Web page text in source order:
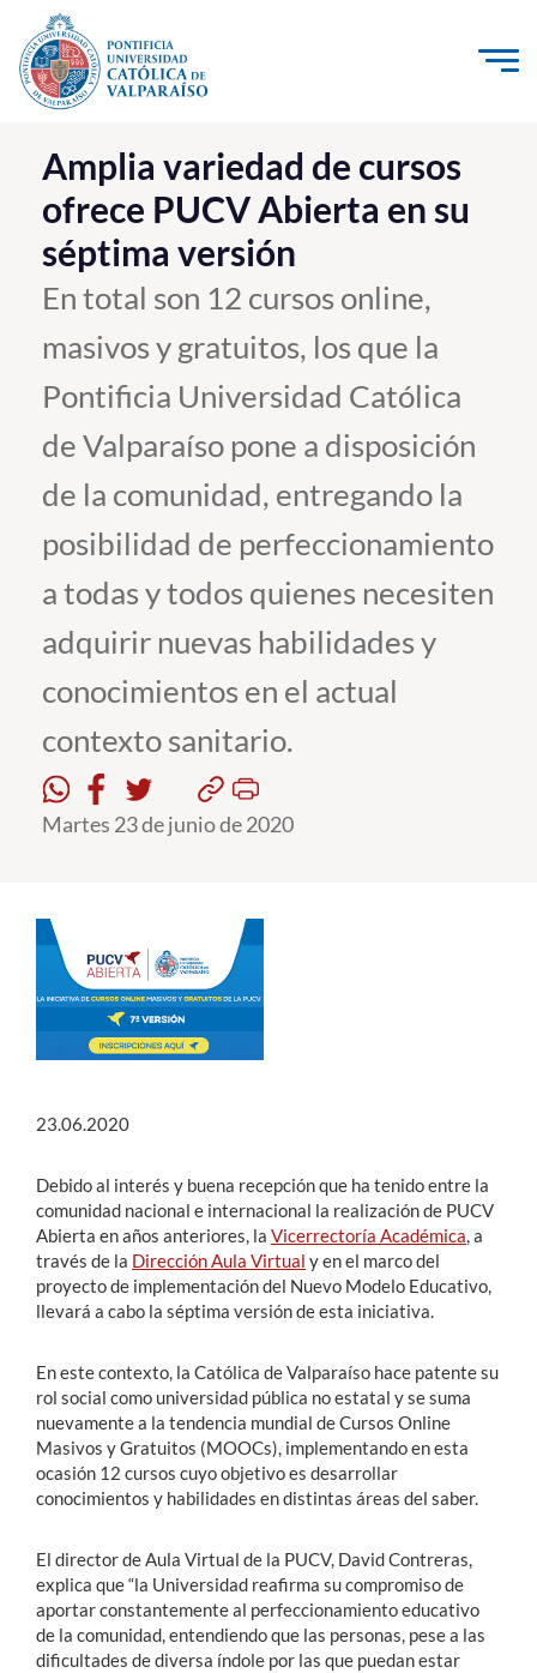
Click acá para ir directamente al contenido
La Universidad
Investigación, Creación e Innovación
PUCV Internacional
Vinculación con el Medio
Admisión
Pregrado
Estudiantes
Académicos
Funcionarios
Alumni
English
Amplia variedad de cursos
ofrece PUCV Abierta en su
séptima versión
En total son 12 cursos online,
masivos y gratuitos, los que la
Pontificia Universidad Católica
de Valparaíso pone a disposición
de la comunidad, entregando la
posibilidad de perfeccionamiento
a todas y todos quienes necesiten
adquirir nuevas habilidades y
conocimientos en el actual
contexto sanitario.
Martes 23 de junio de 2020
23.06.2020
Debido al interés y buena recepción que ha tenido entre la
comunidad nacional e internacional la realización de PUCV
Abierta en años anteriores, la Vicerrectoría Académica, a
través de la Dirección Aula Virtual y en el marco del
proyecto de implementación del Nuevo Modelo Educativo,
llevará a cabo la séptima versión de esta iniciativa.
En este contexto, la Católica de Valparaíso hace patente su
rol social como universidad pública no estatal y se suma
nuevamente a la tendencia mundial de Cursos Online
Masivos y Gratuitos (MOOCs), implementando en esta
ocasión 12 cursos cuyo objetivo es desarrollar
conocimientos y habilidades en distintas áreas del saber.
El director de Aula Virtual de la PUCV, David Contreras,
explica que “la Universidad reafirma su compromiso de
aportar constantemente al perfeccionamiento educativo
de la comunidad, entendiendo que las personas, pese a las
dificultades de diversa índole por las que puedan estar